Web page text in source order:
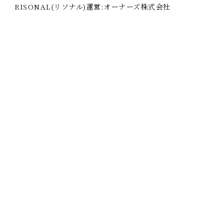
RISONAL(リソナル)運営:オーナーズ株式会社